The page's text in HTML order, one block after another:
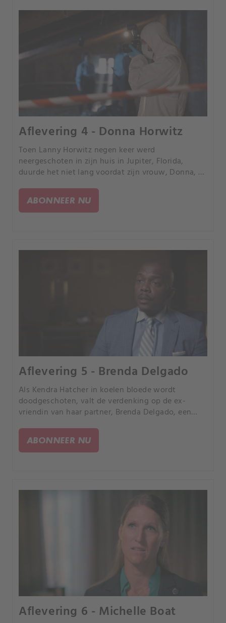
Aflevering 4 - Donna Horwitz
Toen Lanny Horwitz negen keer werd
neergeschoten in zijn huis in Jupiter, Florida,
duurde het niet lang voordat zijn vrouw, Donna, de
ABONNEER NU
Aflevering 5 - Brenda Delgado
Als Kendra Hatcher in koelen bloede wordt
doodgeschoten, valt de verdenking op de ex-
vriendin van haar partner, Brenda Delgado, een
beëindigen.
ABONNEER NU
Aflevering 6 - Michelle Boat